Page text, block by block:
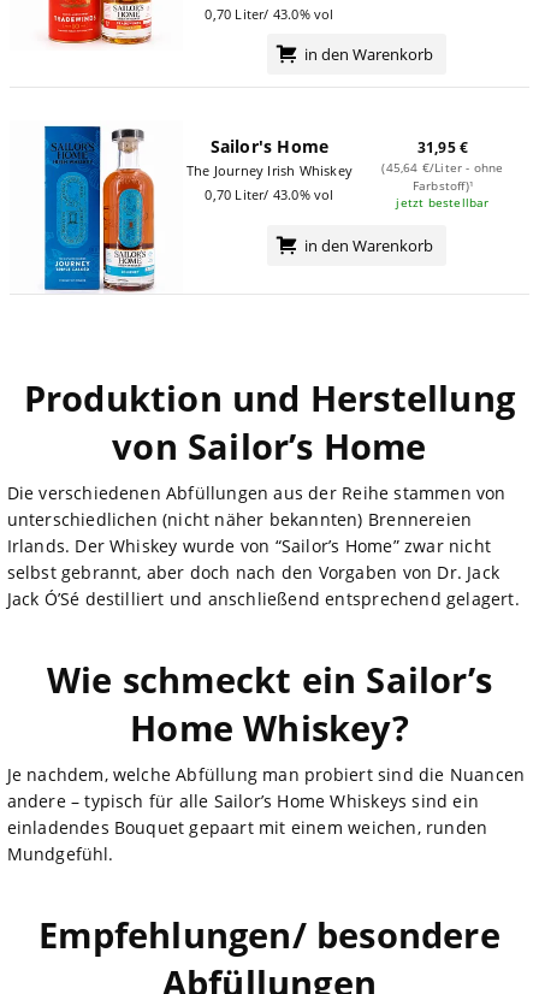
0,70 Liter/ 43.0% vol
in den Warenkorb
Sailor's Home
The Journey Irish Whiskey
0,70 Liter/ 43.0% vol
31,95 €
(45,64 €/Liter - ohne
Farbstoff)¹
jetzt bestellbar
in den Warenkorb
Produktion und Herstellung
von Sailor’s Home
Die verschiedenen Abfüllungen aus der Reihe stammen von
unterschiedlichen (nicht näher bekannten) Brennereien
Irlands. Der Whiskey wurde von “Sailor’s Home” zwar nicht
selbst gebrannt, aber doch nach den Vorgaben von Dr. Jack
Jack Ó’Sé destilliert und anschließend entsprechend gelagert.
Wie schmeckt ein Sailor’s
Home Whiskey?
Je nachdem, welche Abfüllung man probiert sind die Nuancen
andere – typisch für alle Sailor’s Home Whiskeys sind ein
einladendes Bouquet gepaart mit einem weichen, runden
Mundgefühl.
Empfehlungen/ besondere
Abfüllungen